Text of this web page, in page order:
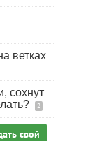
ветках
сохнут
2
свой